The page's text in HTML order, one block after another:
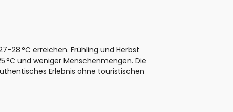
°C erreichen. Frühling und Herbst
und weniger Menschenmengen. Die
Erlebnis ohne touristischen